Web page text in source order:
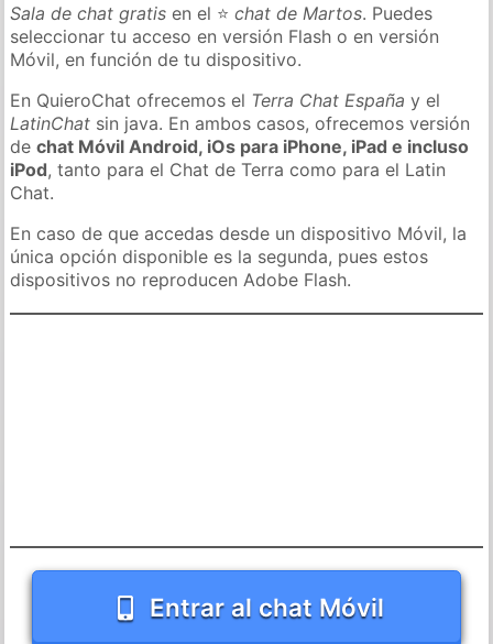
Sala de chat gratis en el ⭐chat de Martos. Puedes
seleccionar tu acceso en versión Flash o en versión
Móvil, en función de tu dispositivo.
En QuieroChat ofrecemos el Terra Chat España y el
LatinChat sin java. En ambos casos, ofrecemos versión
dechat Móvil Android, iOs para iPhone, iPad e incluso
iPod, tanto para el Chat de Terra como para el Latin
Chat.
En caso de que accedas desde un dispositivo Móvil, la
única opción disponible es la segunda, pues estos
dispositivos no reproducen Adobe Flash.
Entrar al chat Móvil